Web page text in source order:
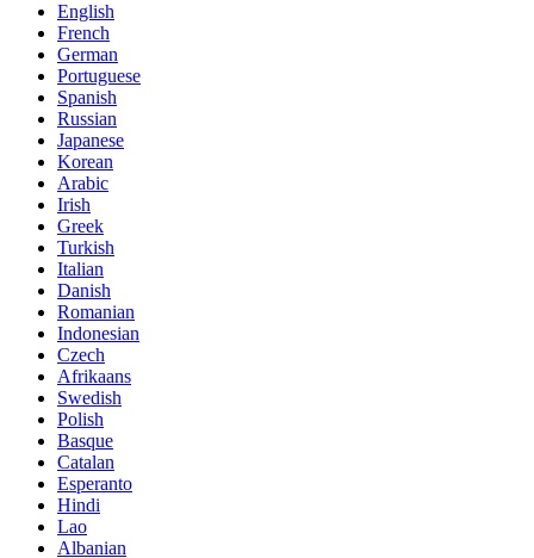
English
French
German
Portuguese
Spanish
Russian
Japanese
Korean
Arabic
Irish
Greek
Turkish
Italian
Danish
Romanian
Indonesian
Czech
Afrikaans
Swedish
Polish
Basque
Catalan
Esperanto
Hindi
Lao
Albanian